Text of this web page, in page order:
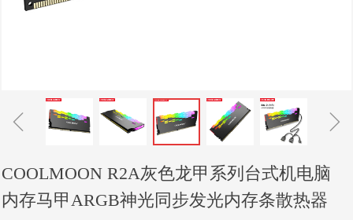
COOLMOON R2A灰色龙甲系列台式机电脑
内存马甲ARGB神光同步发光内存条散热器
ꁆ ꁇ